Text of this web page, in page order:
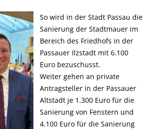
So wird in der Stadt Passau die
Sanierung der Stadtmauer im
Bereich des Friedhofs in der
Passauer Ilzstadt mit 6.100
Euro bezuschusst.
Weiter gehen an private
Antragsteller in der Passauer
Altstadt je 1.300 Euro für die
Sanierung von Fenstern und
4.100 Euro für die Sanierung